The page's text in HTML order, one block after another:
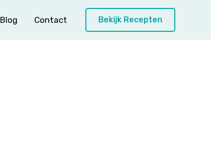
Blog Contact Bekijk Recepten